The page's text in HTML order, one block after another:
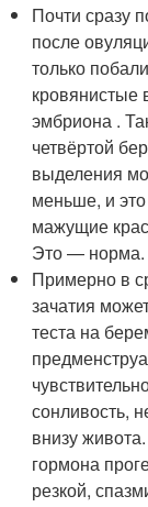
Почти сразу
после
только
эмбриона .
четвёртой
выделения
меньше, и
мажущие
Это — норма.
Примерно в
зачатия
теста на
сонливость,
внизу
гормона
резкой,